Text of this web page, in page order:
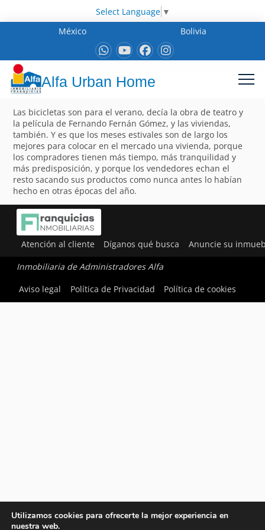
Select Language ▼
México
Bolivia
Alfa Urban Home
Las bicicletas son para el verano, decía la obra de teatro y
la película de Fernando Fernán Gómez, y las viviendas,
también. Y es que los meses estivales son de largo los
mejores para colocar en el mercado una vivienda, porque
los compradores tienen más tiempo, más tranquilidad y
más predisposición, y porque los vendedores echan el
resto sacando sus productos como nunca antes lo habían
hecho en otras épocas del año.
Atención al cliente Díganos qué busca Anuncie su
Inmobiliaria de Administradores Alfa
Aviso legal
Política de Privacidad Política de cookies
Utilizamos cookies para ofrecerte la mejor experiencia en
nuestra web.